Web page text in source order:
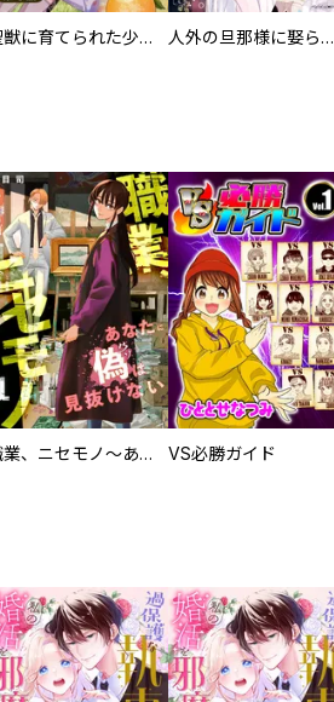
聖獣に育てられた少年の異世界ゆるり放浪記～神様からもらったチート魔法で、仲間たちとスローライフを満喫中～【分冊版】 人外の旦那様に娶られ毎晩ナカまで愛される…。アンソロジー
職業、ニセモノ～あなたに偽は見抜けない【電子単行本版】 VS必勝ガイド